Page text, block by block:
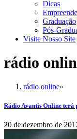
Dicas
Graduação
Pós-
Visite Nosso Site
rádio
rádio online»
Rádio Avantis Online terá
20 de dezembro de